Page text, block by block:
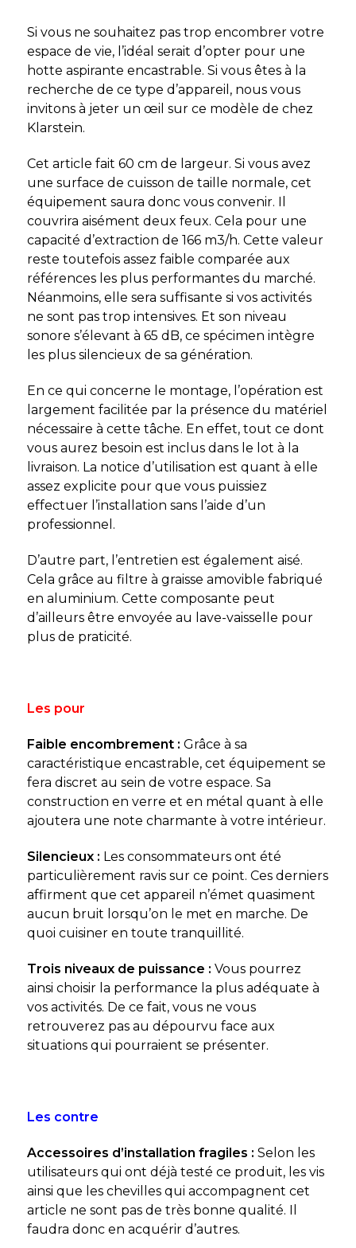
Si vous ne souhaitez pas trop encombrer votre
espace de vie, l’idéal serait d’opter pour une
hotte aspirante encastrable. Si vous êtes à la
recherche de ce type d’appareil, nous vous
invitons à jeter un œil sur ce modèle de chez
Klarstein.
Cet article fait 60 cm de largeur. Si vous avez
une surface de cuisson de taille normale, cet
équipement saura donc vous convenir. Il
couvrira aisément deux feux. Cela pour une
capacité d’extraction de 166 m3/h. Cette valeur
reste toutefois assez faible comparée aux
références les plus performantes du marché.
Néanmoins, elle sera suffisante si vos activités
ne sont pas trop intensives. Et son niveau
sonore s’élevant à 65 dB, ce spécimen intègre
les plus silencieux de sa génération.
En ce qui concerne le montage, l’opération est
largement facilitée par la présence du matériel
nécessaire à cette tâche. En effet, tout ce dont
vous aurez besoin est inclus dans le lot à la
livraison. La notice d’utilisation est quant à elle
assez explicite pour que vous puissiez
effectuer l’installation sans l’aide d’un
professionnel.
D’autre part, l’entretien est également aisé.
Cela grâce au filtre à graisse amovible fabriqué
en aluminium. Cette composante peut
d’ailleurs être envoyée au lave-vaisselle pour
plus de praticité.
Les pour
Faible encombrement : Grâce à sa
caractéristique encastrable, cet équipement se
fera discret au sein de votre espace. Sa
construction en verre et en métal quant à elle
ajoutera une note charmante à votre intérieur.
Silencieux : Les consommateurs ont été
particulièrement ravis sur ce point. Ces derniers
affirment que cet appareil n’émet quasiment
aucun bruit lorsqu’on le met en marche. De
quoi cuisiner en toute tranquillité.
Trois niveaux de puissance : Vous pourrez
ainsi choisir la performance la plus adéquate à
vos activités. De ce fait, vous ne vous
retrouverez pas au dépourvu face aux
situations qui pourraient se présenter.
Les contre
Accessoires d’installation fragiles : Selon les
utilisateurs qui ont déjà testé ce produit, les vis
ainsi que les chevilles qui accompagnent cet
article ne sont pas de très bonne qualité. Il
faudra donc en acquérir d’autres.